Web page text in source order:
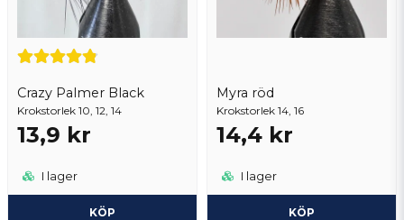
Crazy Palmer Black
Krokstorlek 10, 12, 14
13,9 kr
I lager
KÖP
Myra röd
Krokstorlek 14, 16
14,4 kr
I lager
KÖP